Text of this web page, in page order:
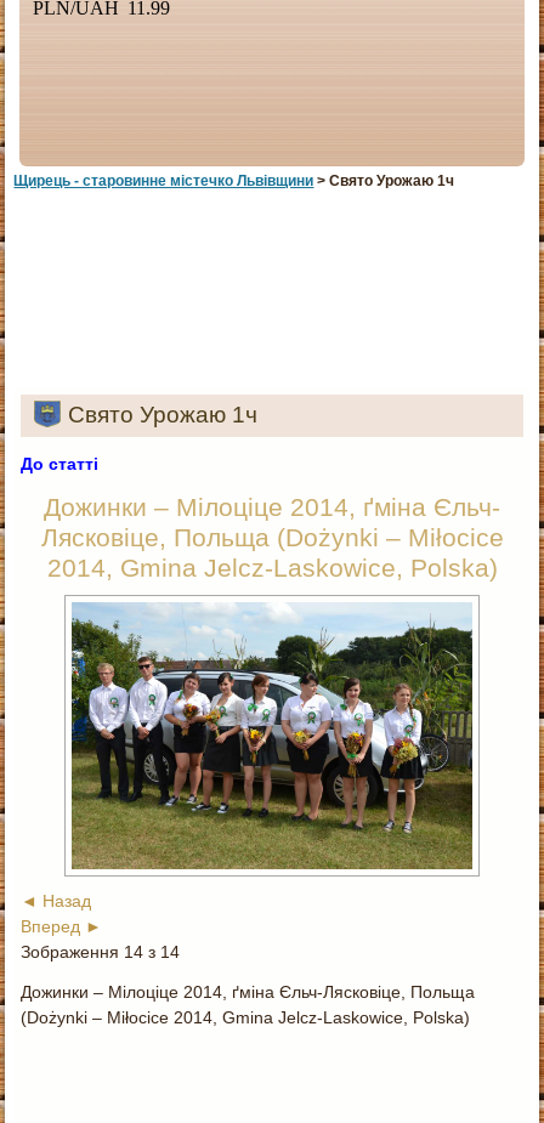
Щирець - старовинне мiстечко Львiвщини > Свято Урожаю 1ч
Свято Урожаю 1ч
До статті
Дожинки – Мілоціце 2014, ґміна Єльч-
Лясковіце, Польща (Dożynki – Miłocice
2014, Gmina Jelcz-Laskowice, Polska)
◄ Назад
Вперед ►
Зображення 14 з 14
Дожинки – Мілоціце 2014, ґміна Єльч-Лясковіце, Польща
(Dożynki – Miłocice 2014, Gmina Jelcz-Laskowice, Polska)